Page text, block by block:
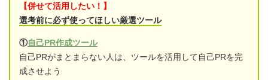
【併せて活用したい！】
選考前に必ず使ってほしい厳選ツール
①自己PR作成ツール
自己PRがまとまらない人は、ツールを活用して自己PRを完
成させよう